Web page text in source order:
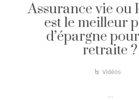
Assurance vie ou
est le meilleur
d’épargne
retraite ?
Vidéos
…